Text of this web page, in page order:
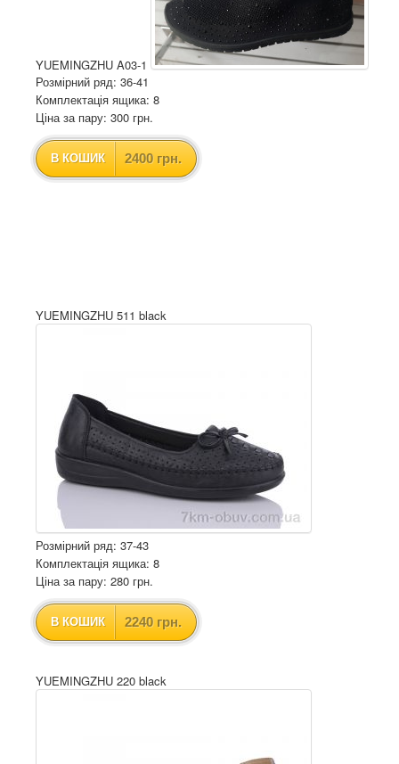
YUEMINGZHU A03-1
Розмірний ряд: 36-41
Комплектація ящика: 8
Ціна за пару: 300 грн.
В КОШИК 2400 грн.
YUEMINGZHU 511 black
Розмірний ряд: 37-43
Комплектація ящика: 8
Ціна за пару: 280 грн.
В КОШИК 2240 грн.
YUEMINGZHU 220 black